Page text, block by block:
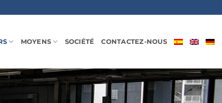
MOYENS SOCIÉTÉ CONTACTEZ-NOUS